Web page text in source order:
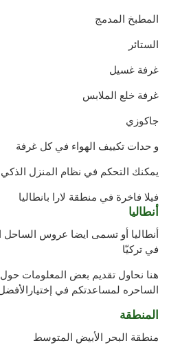
المطبخ المدمج
الستائر
غرفة غسيل
غرفة خلع الملابس
جاكوزي
و حدات تكييف الهواء في كل غرفة
يمكنك التحكم في نظام المنزل الذكي
فيلا فاخرة في منطقة لارا بانطاليا
أنطاليا
في تركيّا
هنا نحاول تقديم بعض المعلومات حول
الساحره لمساعدتكم في
المنطقة
منطقة البحر الأبيض المتوسط